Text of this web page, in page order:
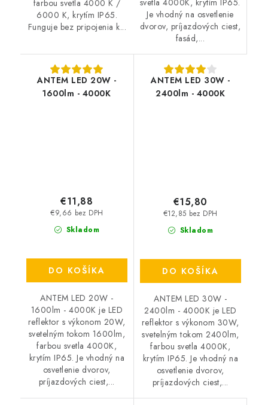
farbou svetla 4000 K /
6000 K, krytím IP65.
Funguje bez pripojenia k...
svetla 4000K, krytím IP65.
Je vhodný na osvetlenie
dvorov, príjazdových ciest,
fasád,...
ANTEM LED 20W -
1600lm - 4000K
Skladom
€9,66 bez DPH
€11,88
DO KOŠÍKA
ANTEM LED 20W -
1600lm - 4000K je LED
reflektor s výkonom 20W,
svetelným tokom 1600lm,
farbou svetla 4000K,
krytím IP65. Je vhodný na
osvetlenie dvorov,
príjazdových ciest,...
ANTEM LED 30W -
2400lm - 4000K
Skladom
€12,85 bez DPH
€15,80
DO KOŠÍKA
ANTEM LED 30W -
2400lm - 4000K je LED
reflektor s výkonom 30W,
svetelným tokom 2400lm,
farbou svetla 4000K,
krytím IP65. Je vhodný na
osvetlenie dvorov,
príjazdových ciest,...